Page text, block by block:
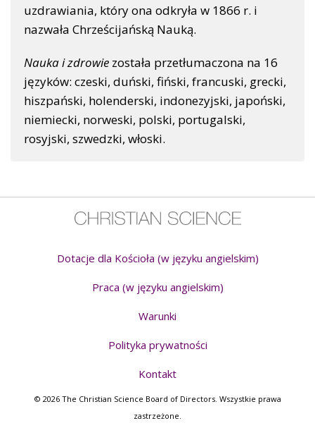
uzdrawiania, który ona odkryła w 1866 r. i
nazwała Chrześcijańską Nauką.
Nauka i zdrowie została przetłumaczona na 16
języków: czeski, duński, fiński, francuski, grecki,
hiszpański, holenderski, indonezyjski, japoński,
niemiecki, norweski, polski, portugalski,
rosyjski, szwedzki, włoski.
Dotacje dla Kościoła (w języku angielskim)
Praca (w języku angielskim)
Warunki
Polityka prywatności
Kontakt
© 2026 The Christian Science Board of Directors. Wszystkie prawa
zastrzeżone.